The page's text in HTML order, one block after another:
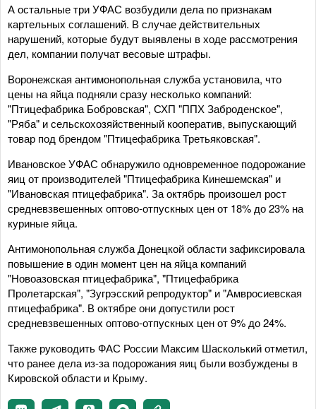
А остальные три УФАС возбудили дела по признакам
картельных соглашений. В случае действительных
нарушений, которые будут выявлены в ходе рассмотрения
дел, компании получат весовые штрафы.
Воронежская антимонопольная служба установила, что
цены на яйца подняли сразу несколько компаний:
"Птицефабрика Бобровская", СХП "ППХ Заброденское",
"Ряба" и сельскохозяйственный кооператив, выпускающий
товар под брендом "Птицефабрика Третьяковская".
Ивановское УФАС обнаружило одновременное подорожание
яиц от производителей "Птицефабрика Кинешемская" и
"Ивановская птицефабрика". За октябрь произошел рост
средневзвешенных оптово-отпускных цен от 18% до 23% на
куриные яйца.
Антимонопольная служба Донецкой области зафиксировала
повышение в один момент цен на яйца компаний
"Новоазовская птицефабрика", "Птицефабрика
Пролетарская", "Зугрэсский репродуктор" и "Амвросиевская
птицефабрика". В октябре они допустили рост
средневзвешенных оптово-отпускных цен от 9% до 24%.
Также руководить ФАС России Максим Шасколький отметил,
что ранее дела из-за подорожания яиц были возбуждены в
Кировской области и Крыму.